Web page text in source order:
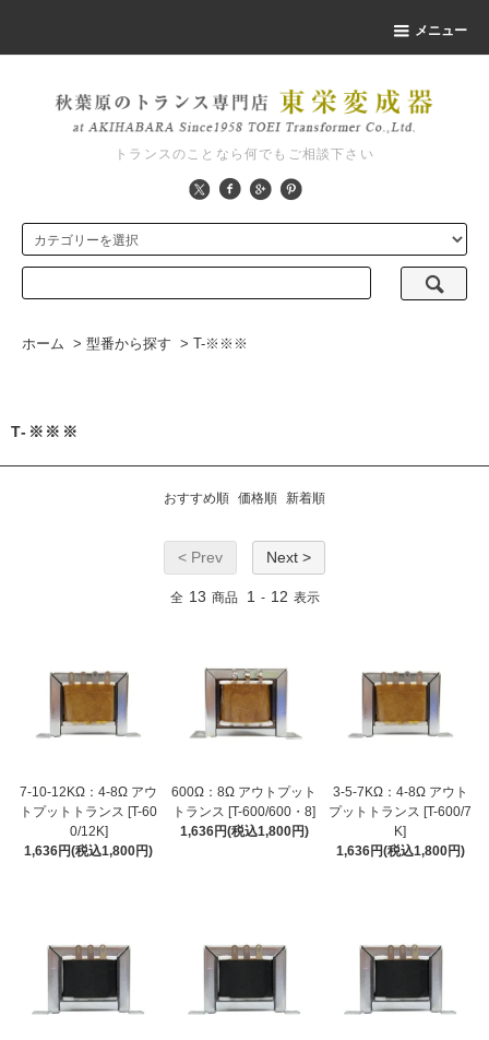
メニュー
トランスのことなら何でもご相談下さい
ホーム > 型番から探す > T-※※※
T-※※※
おすすめ順 価格順 新着順
< Prev Next >
全 13 商品 1 - 12 表示
7-10-12KΩ：4-8Ω アウ
トプットトランス [T-60
0/12K]
1,636円(税込1,800円)
600Ω：8Ω アウトプット
トランス [T-600/600・8]
1,636円(税込1,800円)
3-5-7KΩ：4-8Ω アウト
プットトランス [T-600/7
K]
1,636円(税込1,800円)